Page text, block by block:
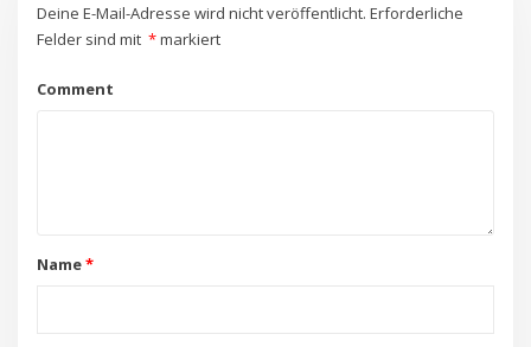
Deine E-Mail-Adresse wird nicht veröffentlicht. Erforderliche
Felder sind mit *markiert
Comment
Name*